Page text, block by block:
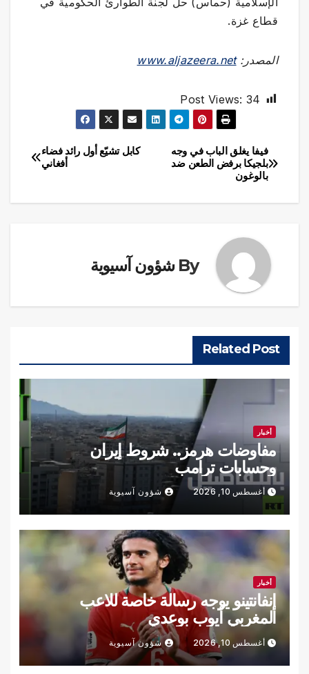
قطاع غزة.
المصدر:www.aljazeera.net
Post Views: 34
تصفّح
المقالات
كابل تشيّع أول رائد فضاء
أفغاني
فيفا يغلق الباب في وجه
بلجيكا برفض الطعن ضد
بالوغون
By شؤون آسيوية
Related Post
أخبار
مفاوضات هرمز.. شروط إيران
وحسابات ترامب
أغسطس 10, 2026 شؤون آسيوية
أخبار
إنفانتينو يوجه رسالة خاصة للاعب
المغربي أيوب بوعدي
أغسطس 10, 2026 شؤون آسيوية